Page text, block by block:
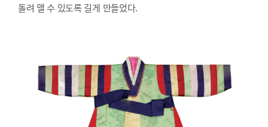
돌려 맬 수 있도록 길게 만들었다.